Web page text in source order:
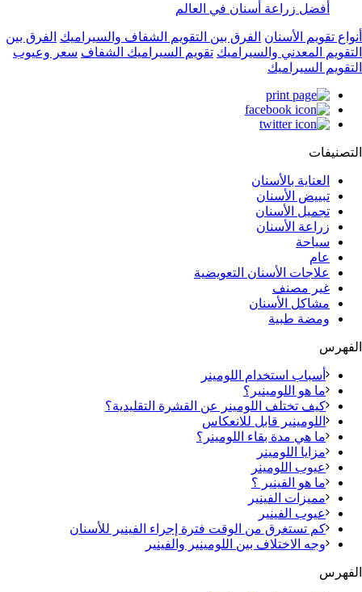
أفضل زراعة أسنان في العالم
أنواع تقويم الأسنان الفرق بين التقويم الشفاف والسيراميك الفرق بين
التقويم المعدني والسيراميك تقويم السيراميك الشفاف سعر وعيوب
التقويم السيراميك
التصنيفات
العناية بالأسنان
تبييض الأسنان
تجميل الأسنان
زراعة الأسنان
سياحة
عام
علاجات الأسنان التعويضية
غير مصنف
مشاكل الأسنان
ومضة طبية
الفهرس
أسباب استخدام اللومينر
ما هو اللومينير؟
كيف تختلف اللومينر عن القشرة التقليدية؟
اللومينير قابل للانعكاس
ما هي مدة بقاء اللومينر؟
مزايا اللومينر
عيوب اللومينر
ما هو الفينير ؟
مميزات الفينير
عيوب الفينير
كم تستغرق من الوقت فترة إجراء الفينير للأسنان
وجه الاختلاف بين اللومينير والفينير
الفهرس